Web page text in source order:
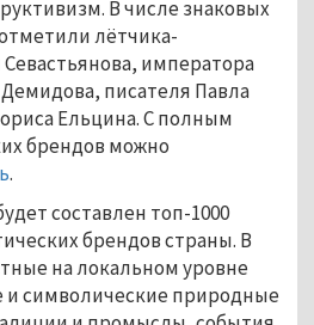
В числе знаковых
лётчика-
императора
писателя Павла
Ельцина. С полным
брендов можно
.
составлен топ-1000
брендов страны. В
на локальном уровне
символические природные